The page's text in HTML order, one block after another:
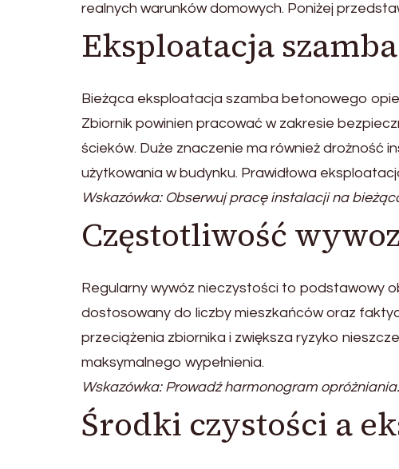
realnych warunków domowych. Poniżej
Eksploatacja
Bieżąca eksploatacja szamba betonowego
Zbiornik powinien pracować w zakresie
ścieków. Duże znaczenie ma również drożność
użytkowania w budynku. Prawidłowa
Wskazówka: Obserwuj pracę instalacji na
Częstotliwość
Regularny wywóz nieczystości to podstawowy
dostosowany do liczby mieszkańców oraz
przeciążenia zbiornika i zwiększa ryzyko
maksymalnego wypełnienia.
Wskazówka: Prowadź harmonogram opróżniania.
Środki czystości a